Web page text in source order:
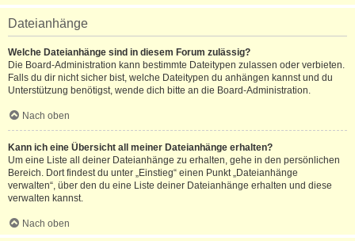
Dateianhänge
Welche Dateianhänge sind in diesem Forum zulässig?
Die Board-Administration kann bestimmte Dateitypen zulassen oder verbieten.
Falls du dir nicht sicher bist, welche Dateitypen du anhängen kannst und du
Unterstützung benötigst, wende dich bitte an die Board-Administration.
Nach oben
Kann ich eine Übersicht all meiner Dateianhänge erhalten?
Um eine Liste all deiner Dateianhänge zu erhalten, gehe in den persönlichen
Bereich. Dort findest du unter „Einstieg“ einen Punkt „Dateianhänge
verwalten“, über den du eine Liste deiner Dateianhänge erhalten und diese
verwalten kannst.
Nach oben